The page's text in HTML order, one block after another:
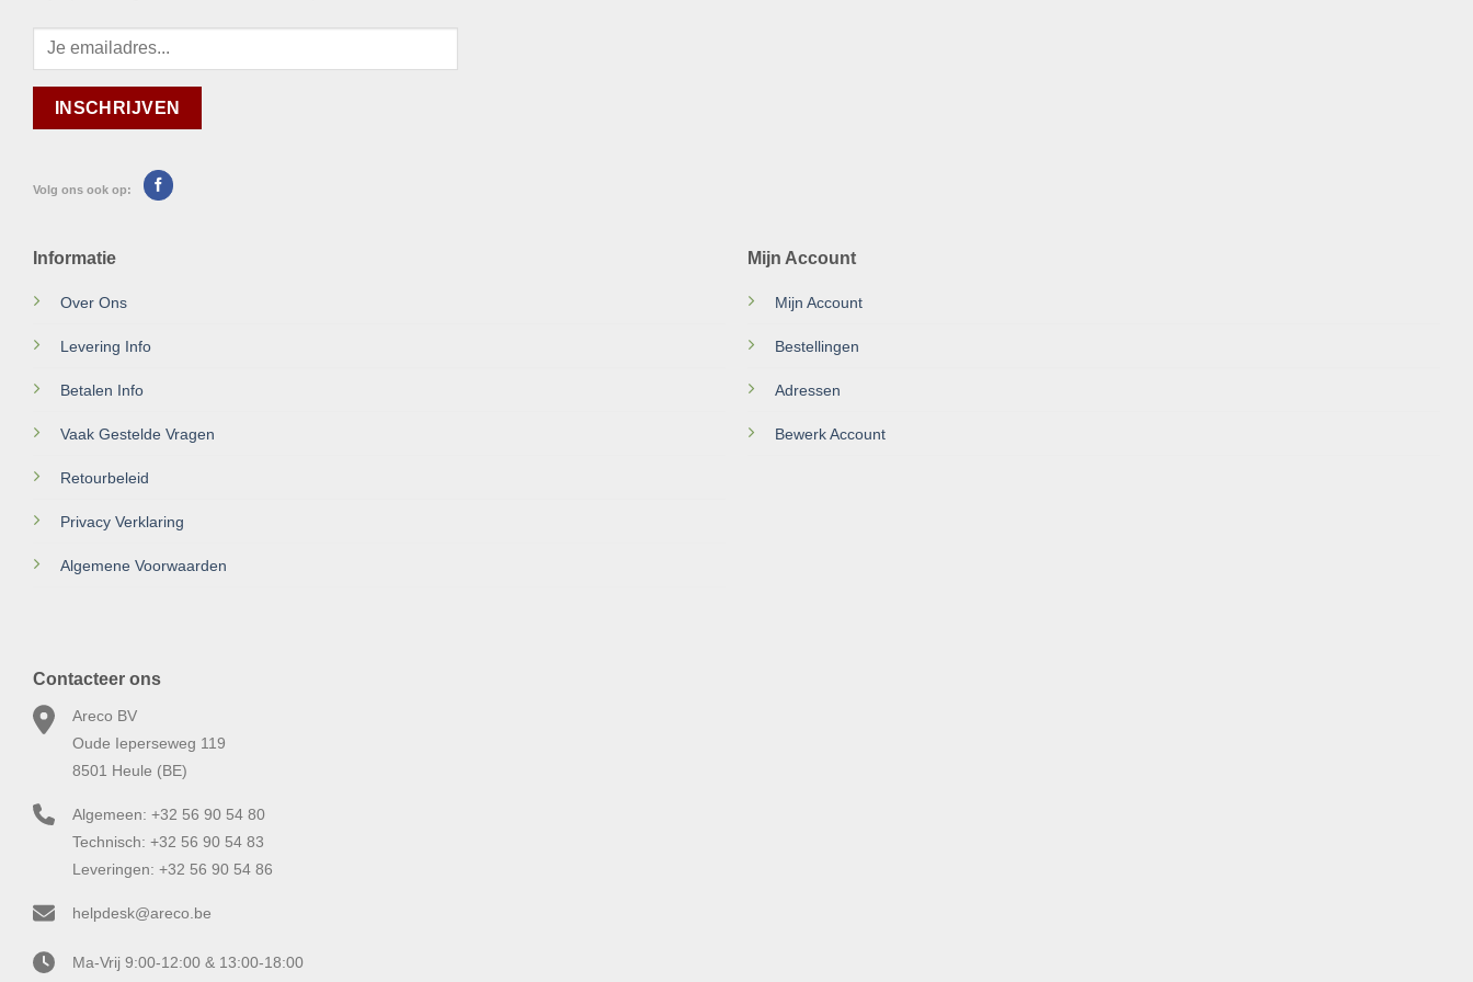
Volg ons ook op:
Informatie
Over Ons
Levering Info
Betalen Info
Vaak Gestelde Vragen
Retourbeleid
Privacy Verklaring
Algemene Voorwaarden
Mijn Account
Mijn Account
Bestellingen
Adressen
Bewerk Account
Contacteer ons
Areco BV
Oude Ieperseweg 119
8501 Heule (BE)
Algemeen: +32 56 90 54 80
Technisch: +32 56 90 54 83
Leveringen: +32 56 90 54 86
helpdesk@areco.be
Ma-Vrij 9:00-12:00 & 13:00-18:00